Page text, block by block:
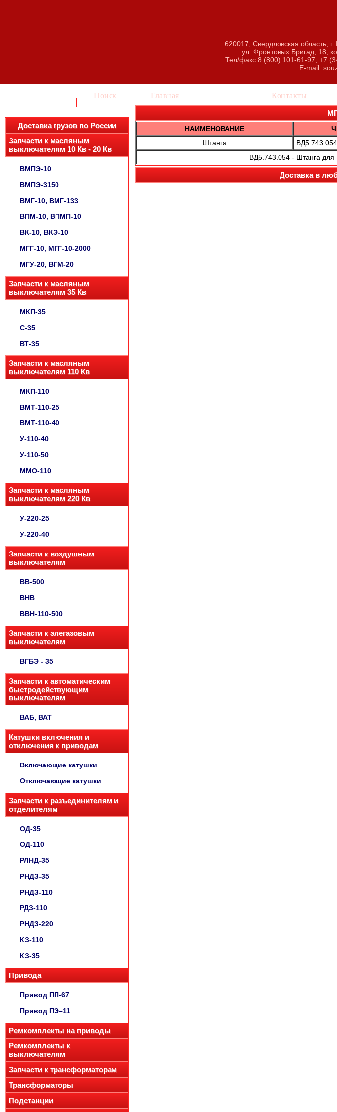
620017, Свердловская область, г.
ул. Фронтовых Бригад, 18,
Тел/факс 8 (800) 101-61-97, +7
E-mail:
Поиск
Доставка грузов по России
Запчасти к масляным
выключателям 10 Кв - 20 Кв
ВМПЭ-10
ВМПЭ-3150
ВМГ-10, ВМГ-133
ВПМ-10, ВПМП-10
ВК-10, ВКЭ-10
МГГ-10, МГГ-10-2000
МГУ-20, ВГМ-20
Запчасти к масляным
выключателям 35 Кв
МКП-35
С-35
ВТ-35
Запчасти к масляным
выключателям 110 Кв
МКП-110
ВМТ-110-25
ВМТ-110-40
У-110-40
У-110-50
ММО-110
Запчасти к масляным
выключателям 220 Кв
У-220-25
У-220-40
Запчасти к воздушным
выключателям
ВВ-500
ВНВ
ВВН-110-500
Запчасти к элегазовым
выключателям
ВГБЭ - 35
Запчасти к автоматическим
быстродействующим
выключателям
ВАБ, ВАТ
Катушки включения и
отключения к приводам
Включающие катушки
Отключающие катушки
Запчасти к разъединителям и
отделителям
ОД-35
ОД-110
РЛНД-35
РНДЗ-35
РНДЗ-110
РДЗ-110
РНДЗ-220
КЗ-110
КЗ-35
Привода
Привод ПП-67
Привод ПЭ–11
Ремкомплекты на приводы
Ремкомплекты к
выключателям
Запчасти к трансформаторам
Трансформаторы
Подстанции
Главная Контакты
НАИМЕНОВАНИЕ
Штанга
ВД5.743.054
ВД5.743.054 - Штанга
Доставка в